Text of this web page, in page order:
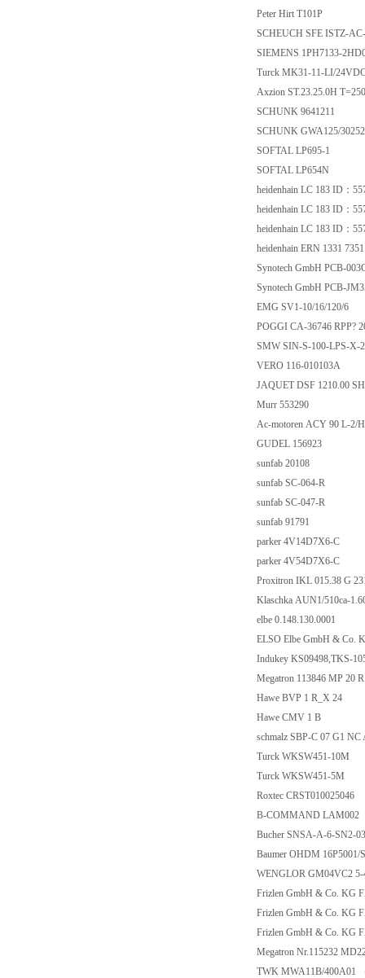
Peter Hirt T101P
SCHEUCH SFE
SIEMENS 1PH7133-
Turck MK31-11-LI/
Axzion ST.23.25.0H
SCHUNK 9641211
SCHUNK GWA125/
SOFTAL LP695-1
SOFTAL LP654N
heidenhain LC 183 ID
heidenhain LC 183 ID
heidenhain LC 183 ID
heidenhain ERN 1331
Synotech GmbH PCB-
Synotech GmbH
EMG SV1-10/16/
POGGI CA-36746
SMW SIN-S-100-
VERO 116-
JAQUET DSF
Murr 553290
Ac-motoren ACY 90
GUDEL 156923
sunfab 20108
sunfab SC-064-R
sunfab SC-047-R
sunfab 91791
parker 4V14D7X6-
parker 4V54D7X6-
Proxitron IKL 015.38
Klaschka AUN1/
elbe 0.148.130.0001
ELSO Elbe GmbH &
Indukey
Megatron 113846 MP
Hawe BVP 1 R_X
Hawe CMV 1 B
schmalz SBP-C 07
Turck WKSW451-
Turck WKSW451-
Roxtec
B-COMMAND
Bucher SNSA-A-6-
Baumer OHDM
WENGLOR
Frizlen GmbH & Co.
Frizlen GmbH & Co.
Frizlen GmbH & Co.
Megatron Nr.115232
TWK MWA11B/